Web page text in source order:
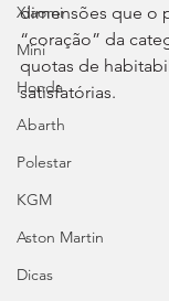
Xiaomi
Mini
Honda
Abarth
Polestar
KGM
Aston Martin
Dicas
dimensões que o
“coração” da
quotas de
satisfatórias.